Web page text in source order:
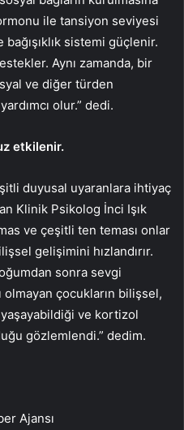
ile tansiyon seviyesi
sistemi güçlenir.
Aynı zamanda, bir
ve diğer türden
olur.” dedi.
etkilenir.
duyusal uyaranlara ihtiyaç
Klinik Psikolog İnci Işık
ve çeşitli ten teması onlar
gelişimini hızlandırır.
sonra sevgi
çocukların bilişsel,
ve kortizol
gözlemlendi.” dedim.
Ajansı